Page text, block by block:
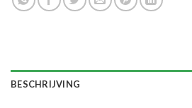
BESCHRIJVING